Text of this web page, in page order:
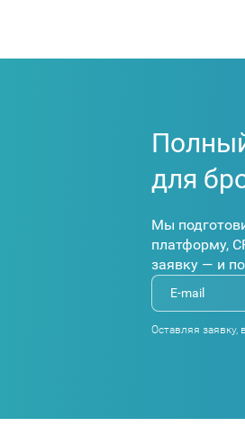
для
Мы
платформу,
заявку — и
Оставляя заявку,